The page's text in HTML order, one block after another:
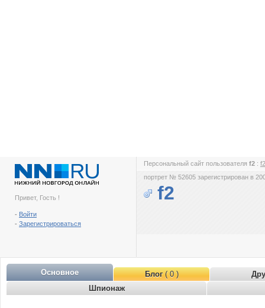
Привет, Гость !
- Войти
- Зарегистрироваться
Персональный сайт пользователя f2 :
портрет № 52605 зарегистрирован в
f2
Основное Блог( 0 )
Шпионаж